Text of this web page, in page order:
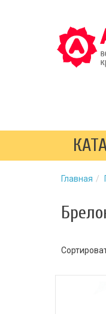
Главная